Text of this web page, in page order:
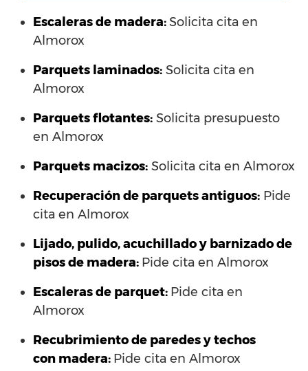
Escaleras de madera:Solicita cita en
Almorox
Parquets laminados: Solicita cita en
Almorox
Parquets flotantes: Solicita presupuesto
en Almorox
Parquets macizos: Solicita cita en Almorox
Recuperación de parquets antiguos: Pide
cita en Almorox
Lijado, pulido, acuchillado y barnizado de
pisos de madera: Pide cita en Almorox
Escaleras de parquet: Pide cita en
Almorox
Recubrimiento de paredes y techos
con madera: Pide cita en Almorox